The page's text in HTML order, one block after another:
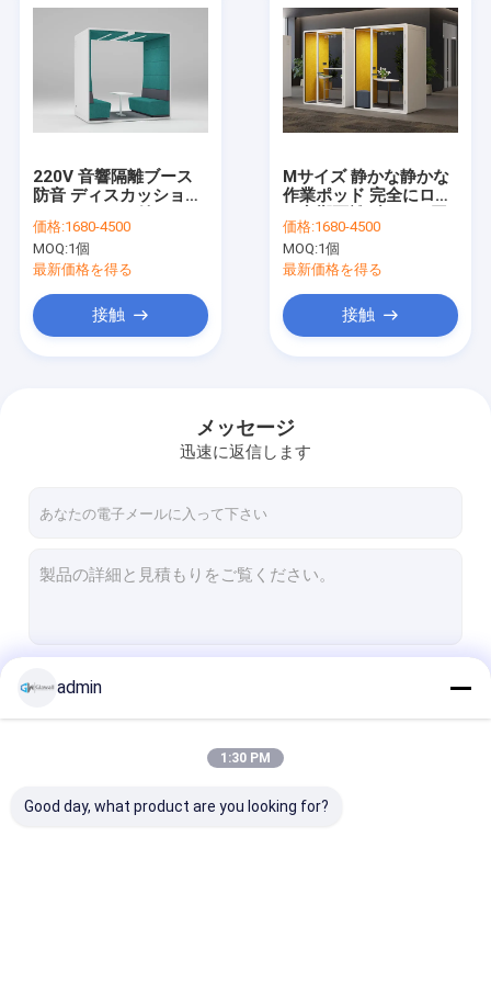
VRショー
品質管理
事件
220V 音響隔離ブース
防音 ディスカッション
価格:1680-4500
MOQ:1個
最新価格を得る
接触
Mサイズ 静かな静かな
作業ポッド 完全にロッ
まれています
価格:1680-4500
MOQ:1個
最新価格を得る
接触
メッセージ
迅速に返信します
admin
1:30 PM
Good day, what product are you looking for?